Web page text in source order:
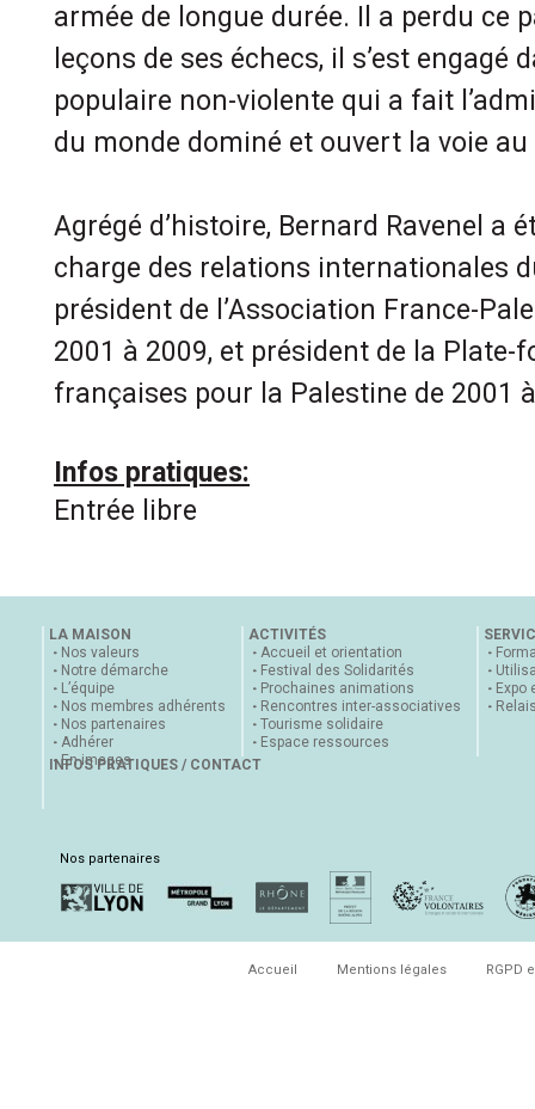
armée de longue durée. Il a perdu ce
leçons de ses échecs, il s’est engagé
populaire non-violente qui a fait
du monde dominé et ouvert la voie
Agrégé d’histoire, Bernard Ravenel a
charge des relations internationales
président de l’Association France-
2001 à 2009, et président de la Plate-
françaises pour la Palestine de 2001
Infos pratiques:
Entrée libre
LA MAISON
Nos valeurs
Notre démarche
L’équipe
Nos membres adhérents
Nos partenaires
Adhérer
En images
ACTIVITÉS
Accueil et orientation
Festival des Solidarités
Prochaines animations
Rencontres inter-associatives
Tourisme solidaire
Espace ressources
Expo
INFOS PRATIQUES / CONTACT
Nos partenaires
Accueil Mentions légales RGPD